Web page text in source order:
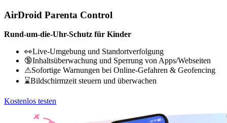
AirDroid Parenta Control
Rund-um-die-Uhr-Schutz für Kinder
👀Live-Umgebung und Standortverfolgung
🔞Inhaltsüberwachung und Sperrung von Apps/Webseiten
⚠Sofortige Warnungen bei Online-Gefahren & Geofencing
⌛Bildschirmzeit steuern und überwachen
Kostenlos testen